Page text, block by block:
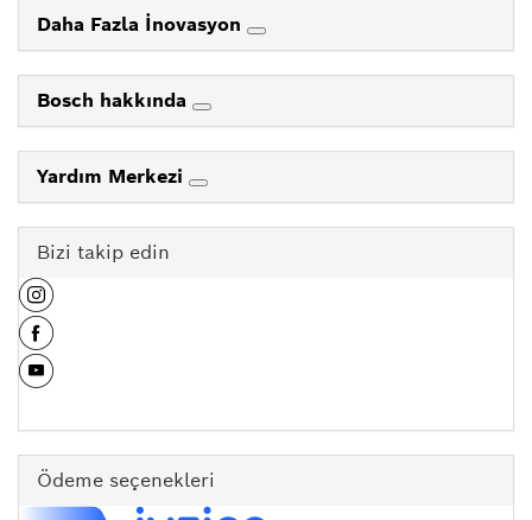
Daha Fazla İnovasyon
Bosch hakkında
Yardım Merkezi
Bizi takip edin
Ödeme seçenekleri